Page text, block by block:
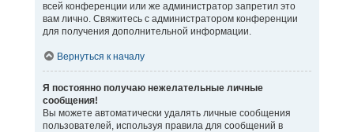
всей конференции или же администратор запретил это
вам лично. Свяжитесь с администратором конференции
для получения дополнительной информации.
Вернуться к началу
Я постоянно получаю нежелательные личные
сообщения!
Вы можете автоматически удалять личные сообщения
пользователей, используя правила для сообщений в